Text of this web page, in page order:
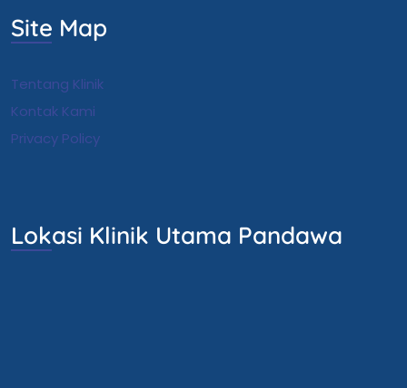
Site Map
Tentang Klinik
Kontak Kami
Privacy Policy
Lokasi Klinik Utama Pandawa